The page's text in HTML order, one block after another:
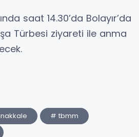
saat 14.30’da Bolayır’da
Türbesi ziyareti ile anma
# tbmm